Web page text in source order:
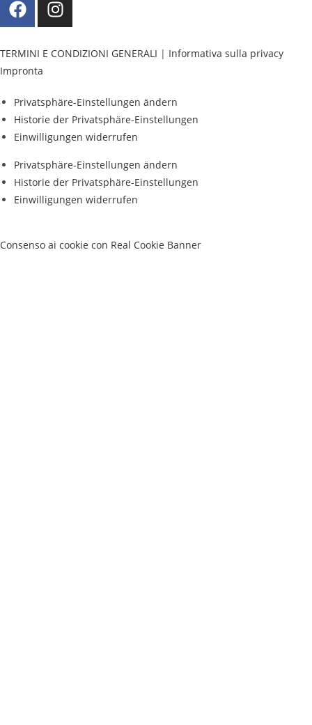
TERMINI E CONDIZIONI GENERALI | Informativa sulla privacy
Impronta
Privatsphäre-Einstellungen ändern
Historie der Privatsphäre-Einstellungen
Einwilligungen widerrufen
Privatsphäre-Einstellungen ändern
Historie der Privatsphäre-Einstellungen
Einwilligungen widerrufen
Consenso ai cookie con Real Cookie Banner